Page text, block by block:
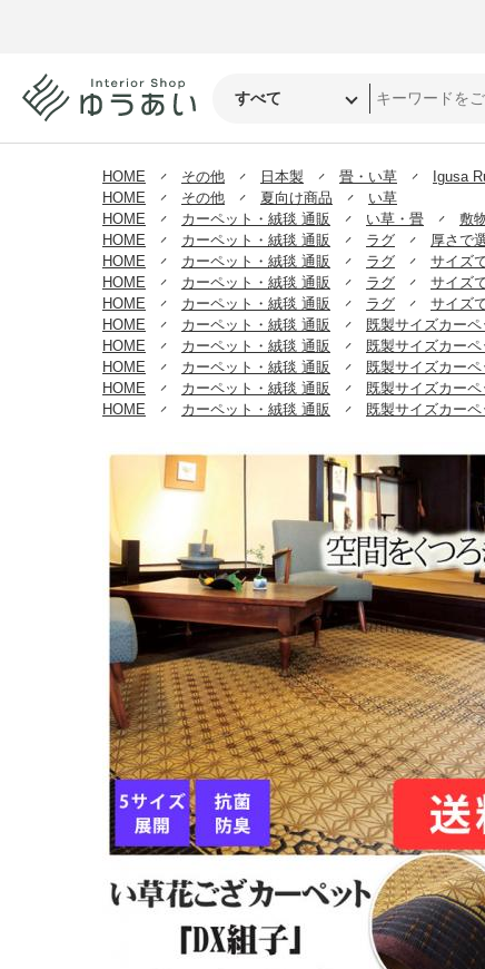
HOME その他 日本製 畳・い草
Igusa
HOME
その他 夏向け商品
い草
HOME
カーペット・絨毯 通販 い草・畳
敷
HOME
カーペット・絨毯 通販 ラグ 厚さで
HOME
カーペット・絨毯 通販 ラグ サイズ
HOME
カーペット・絨毯 通販 ラグ サイズ
HOME
カーペット・絨毯 通販 ラグ サイズ
HOME
カーペット・絨毯 通販 既製サイズカーペ
HOME
カーペット・絨毯 通販 既製サイズカーペ
HOME
カーペット・絨毯 通販 既製サイズカーペ
HOME
カーペット・絨毯 通販 既製サイズカーペ
HOME
カーペット・絨毯 通販 既製サイズカーペ